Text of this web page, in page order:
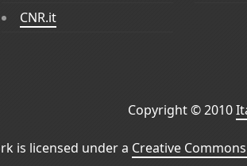
CNR.it
Copyright © 2010
is licensed under a Creative